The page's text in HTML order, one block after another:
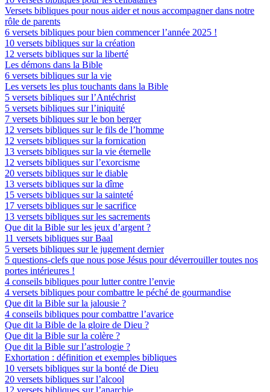
Versets bibliques pour nous aider et nous accompagner dans notre
rôle de parents
6 versets bibliques pour bien commencer l’année 2025 !
10 versets bibliques sur la création
12 versets bibliques sur la liberté
Les démons dans la Bible
6 versets bibliques sur la vie
Les versets les plus touchants dans la Bible
5 versets bibliques sur l’Antéchrist
5 versets bibliques sur l’iniquité
7 versets bibliques sur le bon berger
12 versets bibliques sur le fils de l’homme
12 versets bibliques sur la fornication
13 versets bibliques sur la vie éternelle
12 versets bibliques sur l’exorcisme
20 versets bibliques sur le diable
13 versets bibliques sur la dîme
15 versets bibliques sur la sainteté
17 versets bibliques sur le sacrifice
13 versets bibliques sur les sacrements
Que dit la Bible sur les jeux d’argent ?
11 versets bibliques sur Baal
5 versets bibliques sur le jugement dernier
5 questions-clefs que nous pose Jésus pour déverrouiller toutes nos
portes intérieures !
4 conseils bibliques pour lutter contre l’envie
4 versets bibliques pour combattre le péché de gourmandise
Que dit la Bible sur la jalousie ?
4 conseils bibliques pour combattre l’avarice
Que dit la Bible de la gloire de Dieu ?
Que dit la Bible sur la colère ?
Que dit la Bible sur l’astrologie ?
Exhortation : définition et exemples bibliques
10 versets bibliques sur la bonté de Dieu
20 versets bibliques sur l’alcool
12 versets bibliques sur l’anarchie